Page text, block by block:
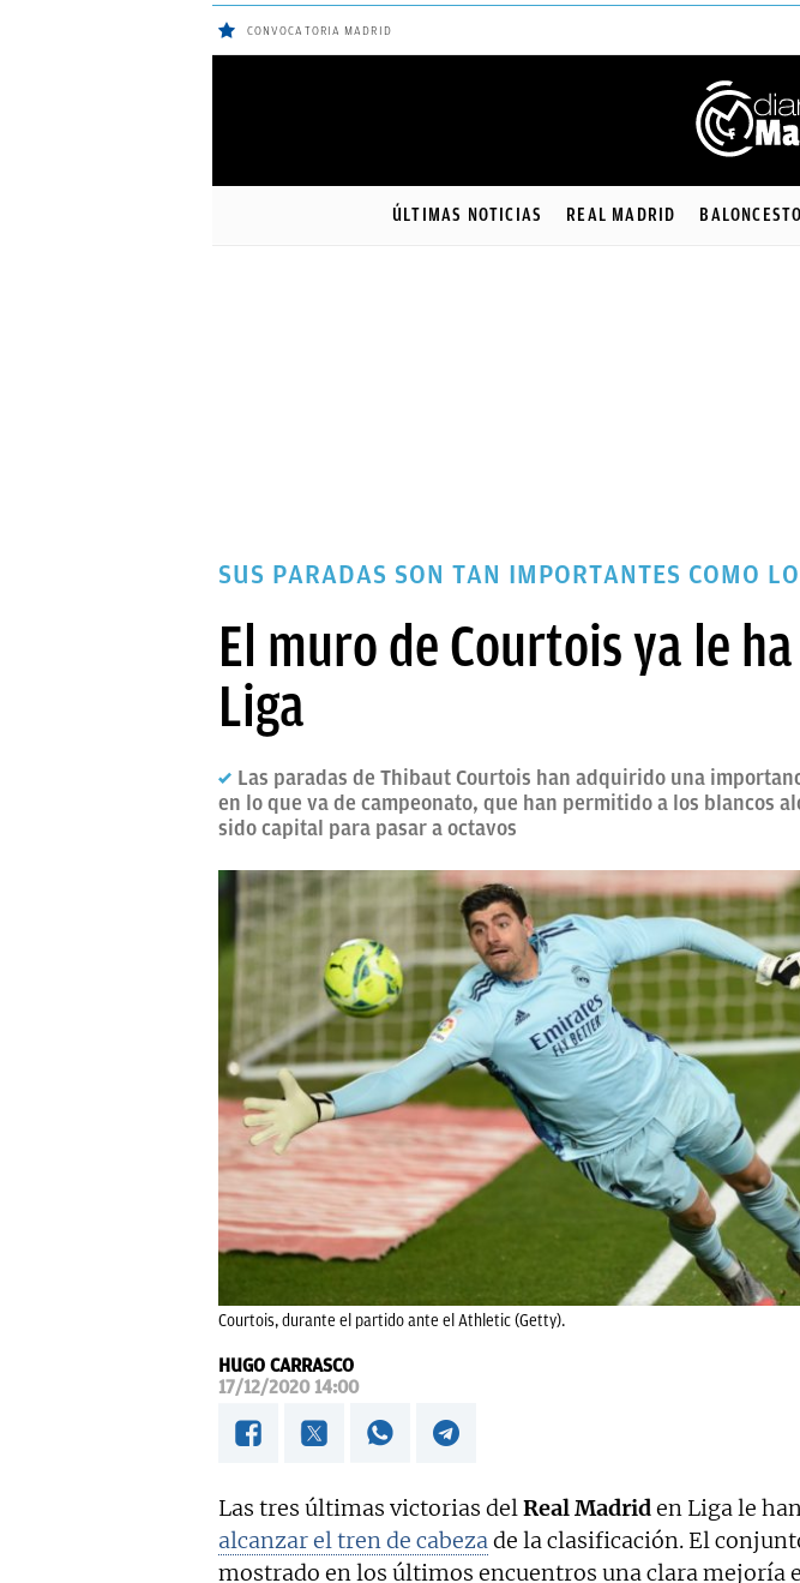
CONVOCATORIA MADRID
ÚLTIMAS NOTICIAS REAL MADRID BALONCESTO
SUS PARADAS SON TAN IMPORTANTES COMO
El muro de Courtois ya le
Liga
Las paradas de Thibaut Courtois han adquirido una
en lo que va de campeonato, que han permitido a los blancos
sido capital para pasar a octavos
Courtois, durante el partido ante el Athletic (Getty).
HUGO CARRASCO
17/12/2020 14:00
Las tres últimas victorias delReal Madriden Liga le
alcanzar el tren de cabezade la clasificación. El
mostrado en los últimos encuentros una clara mejoría